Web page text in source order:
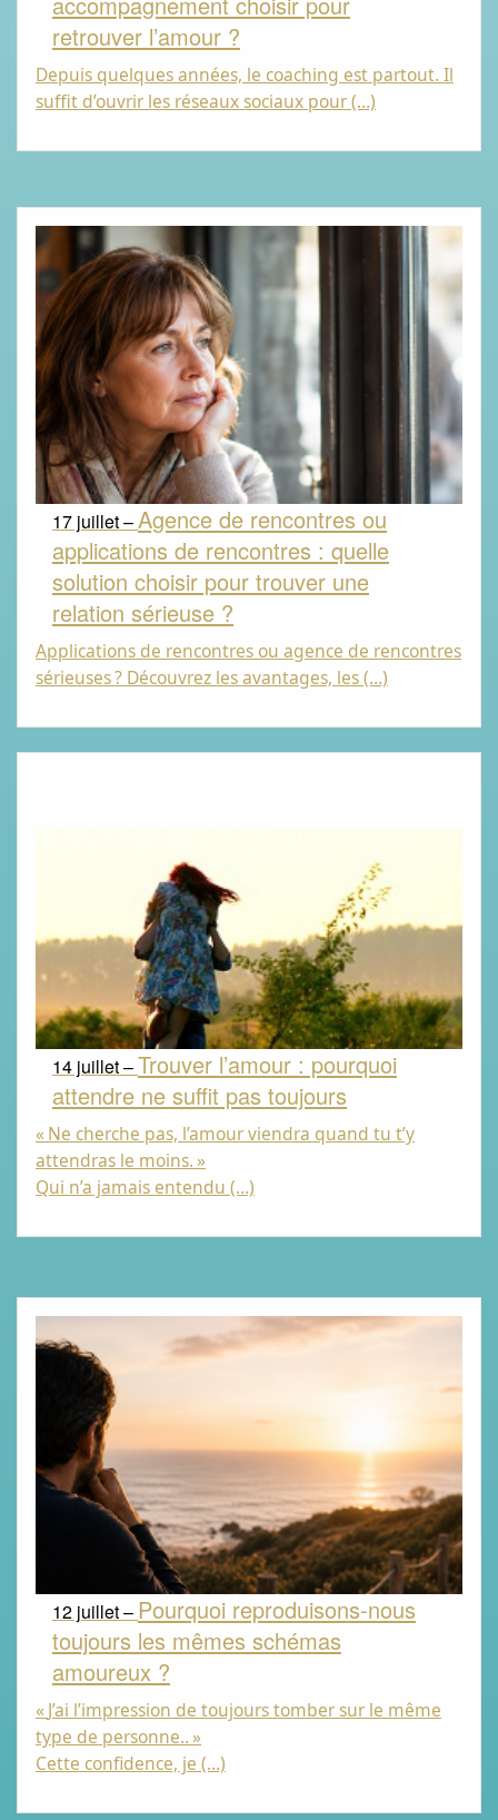
retrouver l’amour ?
Depuis quelques années, le coaching est partout. Il
suffit d’ouvrir les réseaux sociaux pour (…)
17 juillet –Agence de rencontres ou
applications de rencontres : quelle
solution choisir pour trouver une
relation sérieuse ?
Applications de rencontres ou agence de rencontres
sérieuses? Découvrez les avantages, les (…)
14 juillet –Trouver l’amour : pourquoi
attendre ne suffit pas toujours
« Ne cherche pas, l’amour viendra quand tu t’y
attendras le moins. »
Qui n’a jamais entendu (…)
12 juillet – Pourquoi reproduisons-nous
toujours les mêmes schémas
amoureux ?
« J’ai l’impression de toujours tomber sur le même
type de personne.. »
Cette confidence, je (…)